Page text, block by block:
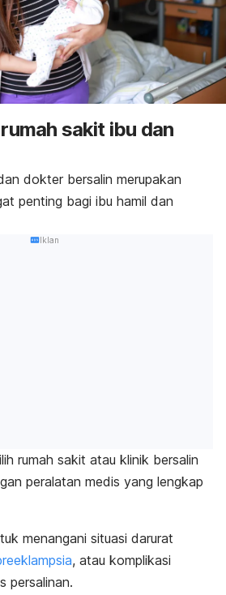
sakit ibu dan
dokter bersalin merupakan
penting bagi ibu hamil dan
Iklan
rumah sakit atau klinik bersalin
peralatan medis yang lengkap
menangani situasi darurat
, atau komplikasi
persalinan.